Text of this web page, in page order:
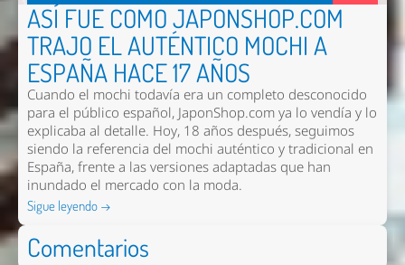
ASÍ FUE COMO JAPONSHOP.COM
TRAJO EL AUTÉNTICO MOCHI A
ESPAÑA HACE 17 AÑOS
Cuando el mochi todavía era un completo desconocido
para el público español, JaponShop.com ya lo vendía y lo
explicaba al detalle. Hoy, 18 años después, seguimos
siendo la referencia del mochi auténtico y tradicional en
España, frente a las versiones adaptadas que han
inundado el mercado con la moda.
Sigue leyendo →
Comentarios